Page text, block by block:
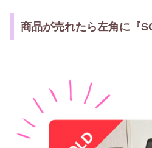
商品が売れたら左角に『